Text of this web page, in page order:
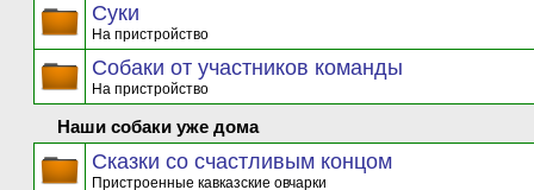
Суки
На пристройство
Собаки от участников команды
На пристройство
Наши собаки уже дома
Сказки со счастливым концом
Пристроенные кавказские овчарки